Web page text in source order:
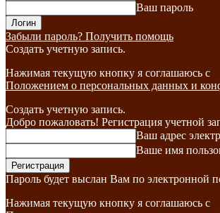
Ваш пароль
Забыли пароль? Получить помощь
Создать учетную запись.
Нажимая текущую кнопку я соглашаюсь с
Положением о персональных данных и
Создать учетную запись.
Добро пожаловать! Регистрация учетной
Ваш адрес
Ваше имя
Пароль будет выслан Вам по электронной
Нажимая текущую кнопку я соглашаюсь с